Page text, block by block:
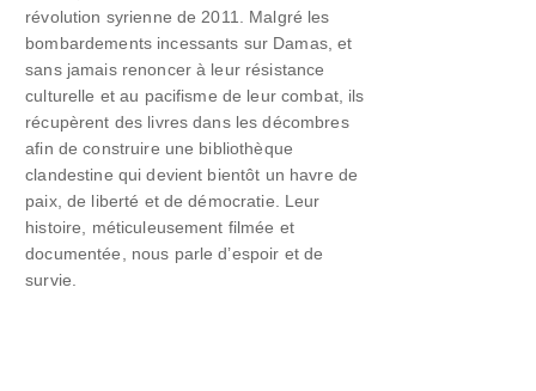
révolution syrienne de 2011. Malgré les
bombardements incessants sur Damas, et
sans jamais renoncer à leur résistance
culturelle et au pacifisme de leur combat, ils
récupèrent des livres dans les décombres
afin de construire une bibliothèque
clandestine qui devient bientôt un havre de
paix, de liberté et de démocratie. Leur
histoire, méticuleusement filmée et
documentée, nous parle d’espoir et de
survie.